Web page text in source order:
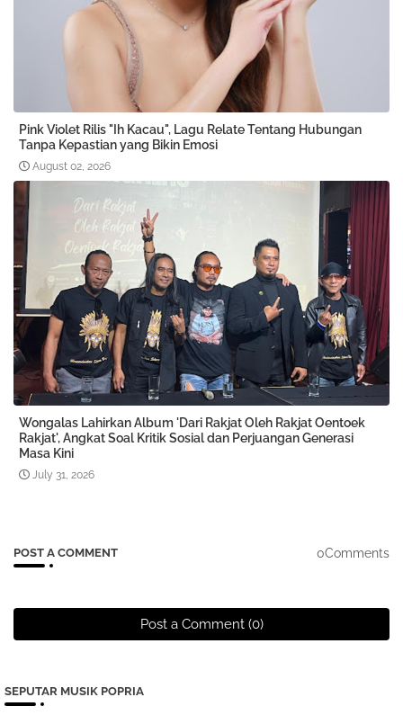
Pink Violet Rilis "Ih Kacau", Lagu Relate Tentang Hubungan
Tanpa Kepastian yang Bikin Emosi
August 02, 2026
Wongalas Lahirkan Album 'Dari Rakjat Oleh Rakjat Oentoek
Rakjat', Angkat Soal Kritik Sosial dan Perjuangan Generasi
Masa Kini
July 31, 2026
POST A COMMENT 0Comments
Post a Comment (0)
SEPUTAR MUSIK POPRIA